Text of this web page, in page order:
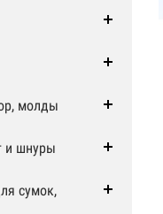
молды
и шнуры
сумок,